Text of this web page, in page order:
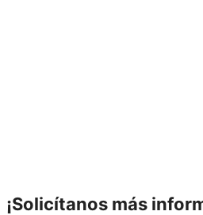
¡Solicítanos más